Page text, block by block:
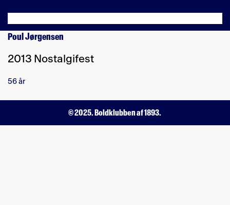
Poul Jørgensen
2013 Nostalgifest
56 år
© 2025. Boldklubben af 1893.